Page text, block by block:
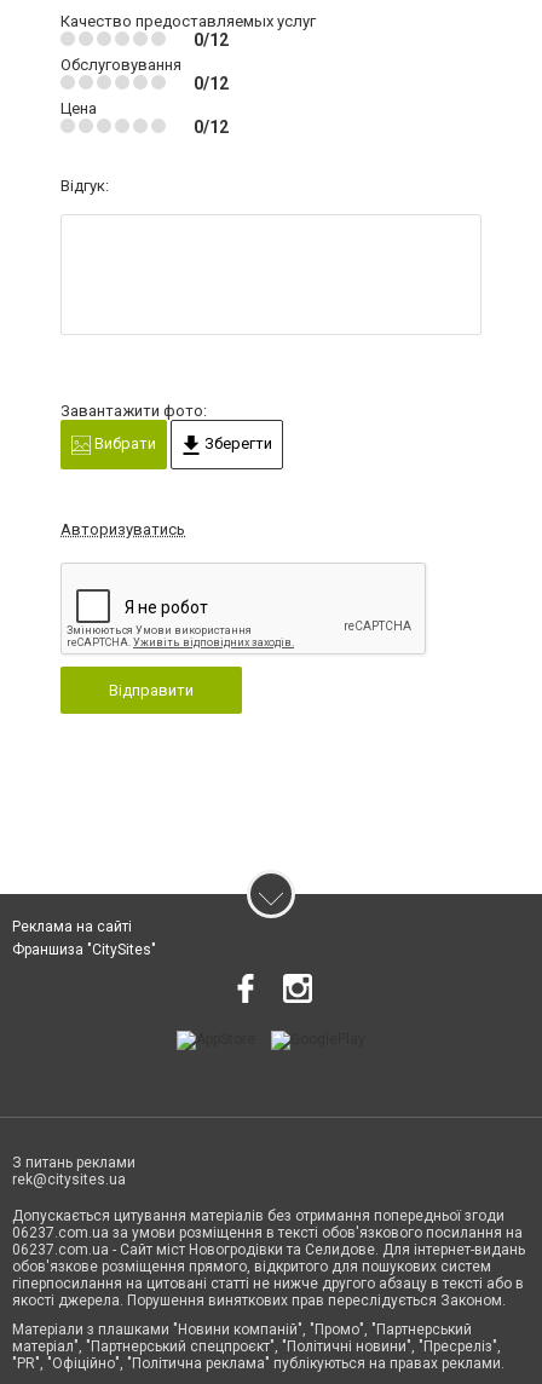
Качество предоставляемых услуг
0/12
Обслуговування
0/12
Цена
0/12
Відгук:
Завантажити фото:
Вибрати
Зберегти
Авторизуватись
Відправити
Реклама на сайті
Франшиза "CitySites"
З питань реклами
rek@citysites.ua
Допускається цитування матеріалів без отримання попередньої згоди
06237.com.ua за умови розміщення в тексті обов'язкового посилання на
06237.com.ua - Сайт міст Новогродівки та Селидове. Для інтернет-видань
обов'язкове розміщення прямого, відкритого для пошукових систем
гіперпосилання на цитовані статті не нижче другого абзацу в тексті або в
якості джерела. Порушення виняткових прав переслідується Законом.
Матеріали з плашками "Новини компаній", "Промо", "Партнерський
матеріал", "Партнерський спецпроєкт", "Політичні новини", "Пресреліз",
"PR", "Офіційно", "Політична реклама" публікуються на правах реклами.